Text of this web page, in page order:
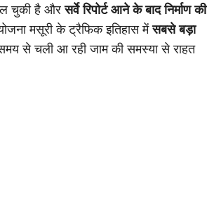
चुकी है औरसर्वे रिपोर्ट आने के बाद निर्माण की
मसूरी के ट्रैफिक इतिहास मेंसबसे बड़ा
से चली आ रही जाम की समस्या से राहत